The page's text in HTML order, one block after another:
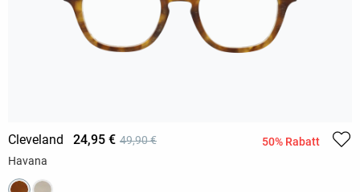
Cleveland 24,95 € 49,90 €
50% Rabatt
Havana